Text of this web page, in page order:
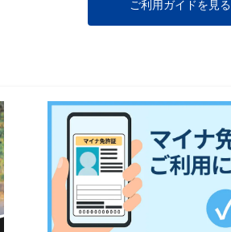
ご利用ガイドを見る